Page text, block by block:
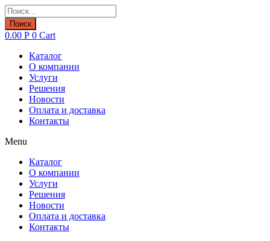
Поиск
товаров
Поиск
0.00 Р 0 Cart
Каталог
О компании
Услуги
Решения
Новости
Оплата и доставка
Контакты
Menu
Каталог
О компании
Услуги
Решения
Новости
Оплата и доставка
Контакты